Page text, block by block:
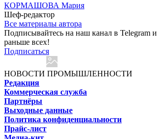
КОРМАШОВА Мария
Шеф-редактор
Все материалы автора
Подписывайтесь на наш канал в Telegram и
раньше всех!
Подписаться
НОВОСТИ ПРОМЫШЛЕННОСТИ
Редакция
Коммерческая служба
Партнёры
Выходные данные
Политика конфиденциальности
Прайс-лист